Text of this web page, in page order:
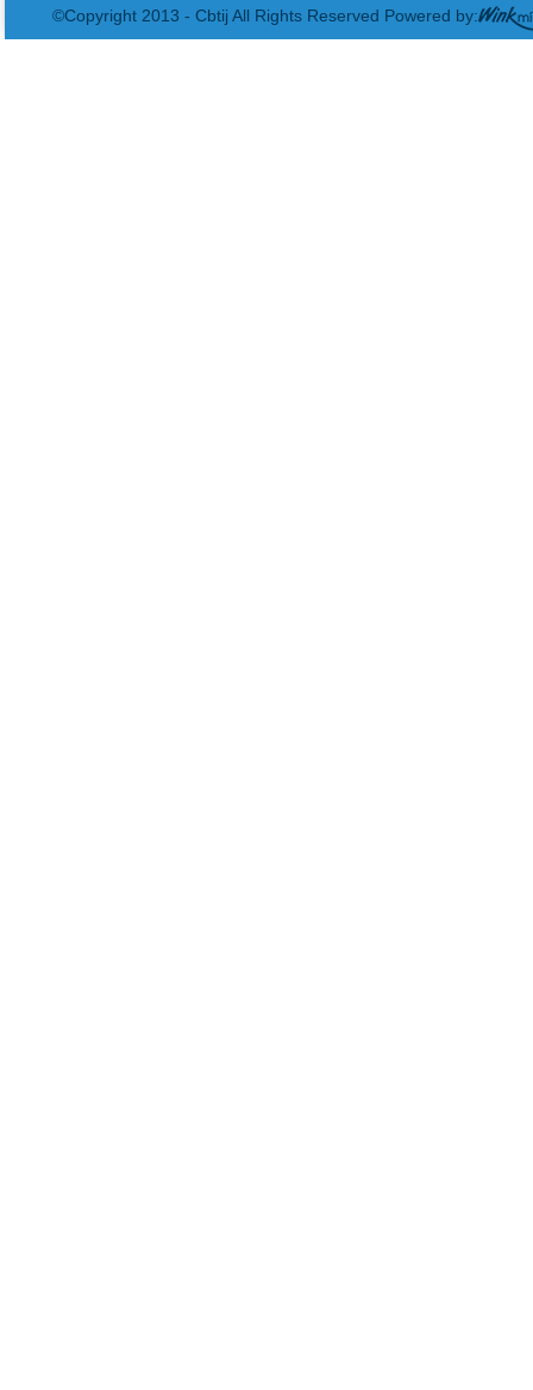
©Copyright 2013 - Cbtij All Rights Reserved Powered by: